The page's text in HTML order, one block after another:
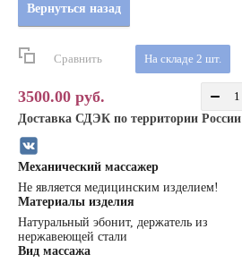
Вернуться назад
Механический массажер
Не является медицинским изделием!
Материалы изделия
Натуральный эбонит, держатель из
нержавеющей стали
Вид массажа
Сравнить На складе 2 шт.
3500.00 руб.
Доставка СДЭК по территории России